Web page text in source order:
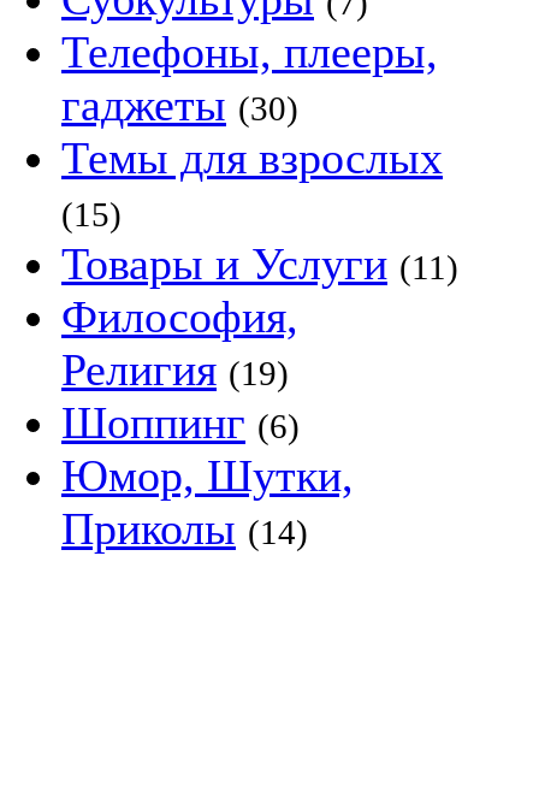
Телефоны, плееры,
гаджеты (30)
Темы для взрослых
(15)
Товары и Услуги (11)
Философия,
Религия (19)
Шоппинг (6)
Юмор, Шутки,
Приколы (14)